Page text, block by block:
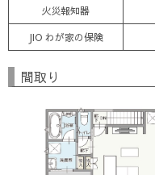
火災報知器
JIO わが家の保険
間取り